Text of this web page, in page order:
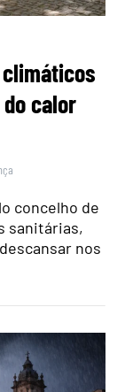
calor
concelho de
sanitárias,
nos